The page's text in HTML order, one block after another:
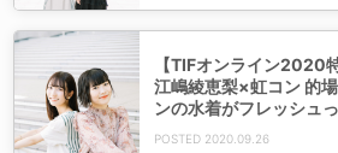
【TIFオンライン2020
江嶋綾恵梨×虹コン 的
ンの水着がフレッシュ
のおかげなのかもしれ
2020.09.26